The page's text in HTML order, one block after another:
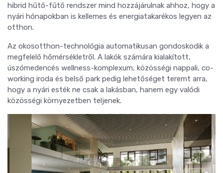
hibrid hűtő-fűtő rendszer mind hozzájárulnak ahhoz, hogy a
nyári hónapokban is kellemes és energiatakarékos legyen az
otthon.
Az okosotthon-technológia automatikusan gondoskodik a
megfelelő hőmérsékletről. A lakók számára kialakított,
úszómedencés wellness-komplexum, közösségi nappali, co-
working iroda és belső park pedig lehetőséget teremt arra,
hogy a nyári esték ne csak a lakásban, hanem egy valódi
közösségi környezetben teljenek.